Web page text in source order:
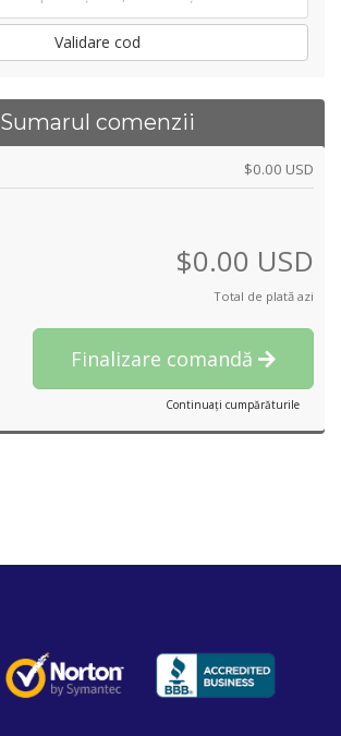
Validare cod
Sumarul comenzii
$0.00 USD
$0.00 USD
Total de plată azi
Finalizare comandă
Continuați cumpărăturile